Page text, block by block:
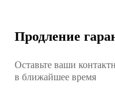
Продление
Оставьте ваши
в ближайшее время